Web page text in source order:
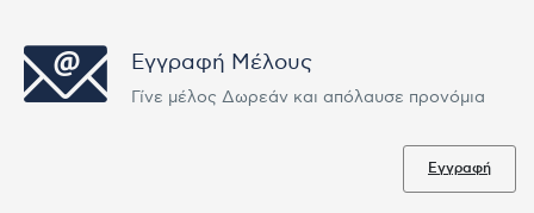
Εγγραφή Μέλους
Γίνε μέλος Δωρεάν και απόλαυσε προνόμια
Εγγραφή